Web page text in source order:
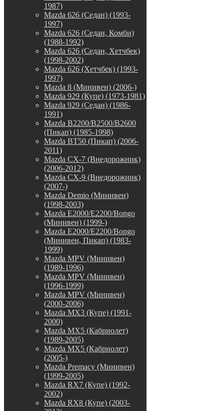
1987)
Mazda 626 (Седан) (1993-
1997)
Mazda 626 (Седан, Комби)
(1988-1992)
Mazda 626 (Седан, Хетчбек)
(1998-2002)
Mazda 626 (Хетчбек) (1993-
1997)
Mazda 8 (Минивен) (2006-)
Mazda 929 (Купе) (1973-1981)
Mazda 929 (Седан) (1986-
1991)
Mazda B2200/B2500/B2600
(Пикап) (1985-1998)
Mazda BT50 (Пикап) (2006-
2011)
Mazda CX-7 (Внедорожник)
(2006-2012)
Mazda CX-9 (Внедорожник)
(2007-)
Mazda Demio (Минивен)
(1998-2003)
Mazda E2000/E2200/Bongo
(Минивен) (1999-)
Mazda E2000/E2200/Bongo
(Минивен, Пикап) (1983-
1999)
Mazda MPV (Минивен)
(1989-1996)
Mazda MPV (Минивен)
(1996-1999)
Mazda MPV (Минивен)
(2000-2006)
Mazda MX3 (Купе) (1991-
2000)
Mazda MX5 (Кабриолет)
(1989-2005)
Mazda MX5 (Кабриолет)
(2005-)
Mazda Premacy (Минивен)
(1999-2005)
Mazda RX7 (Купе) (1992-
2002)
Mazda RX8 (Купе) (2003-